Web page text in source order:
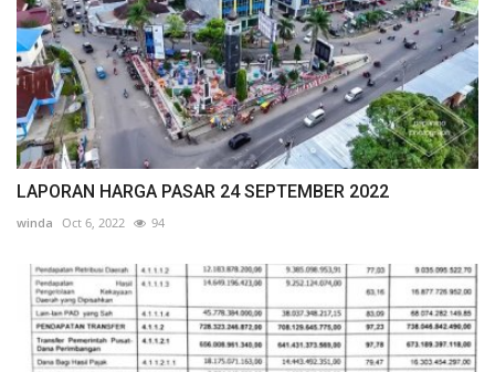
LAPORAN HARGA PASAR 24 SEPTEMBER 2022
winda Oct 6, 2022 94